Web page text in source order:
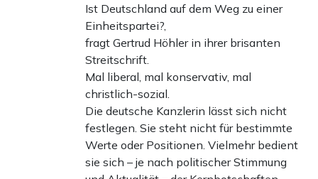
Ist Deutschland auf dem Weg zu einer
Einheitspartei?,
fragt Gertrud Höhler in ihrer brisanten
Streitschrift.
Mal liberal, mal konservativ, mal
christlich-sozial.
Die deutsche Kanzlerin lässt sich nicht
festlegen. Sie steht nicht für bestimmte
Werte oder Positionen. Vielmehr bedient
sie sich – je nach politischer Stimmung